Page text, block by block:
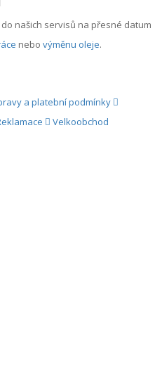
našich servisů na přesné datum
nebo výměnu oleje.
a platební podmínky
Velkoobchod